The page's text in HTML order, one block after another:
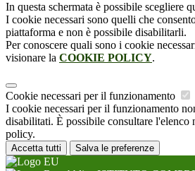
In questa schermata è possibile scegliere
I cookie necessari sono quelli che
piattaforma e non è possibile disabilitarli.
Per conoscere quali sono i cookie
visionare la COOKIE POLICY.
Cookie necessari per il funzionamento
I cookie necessari per il funzionamento
disabilitati. È possibile consultare l'elenco
policy.
Accetta tutti Salva le preferenze